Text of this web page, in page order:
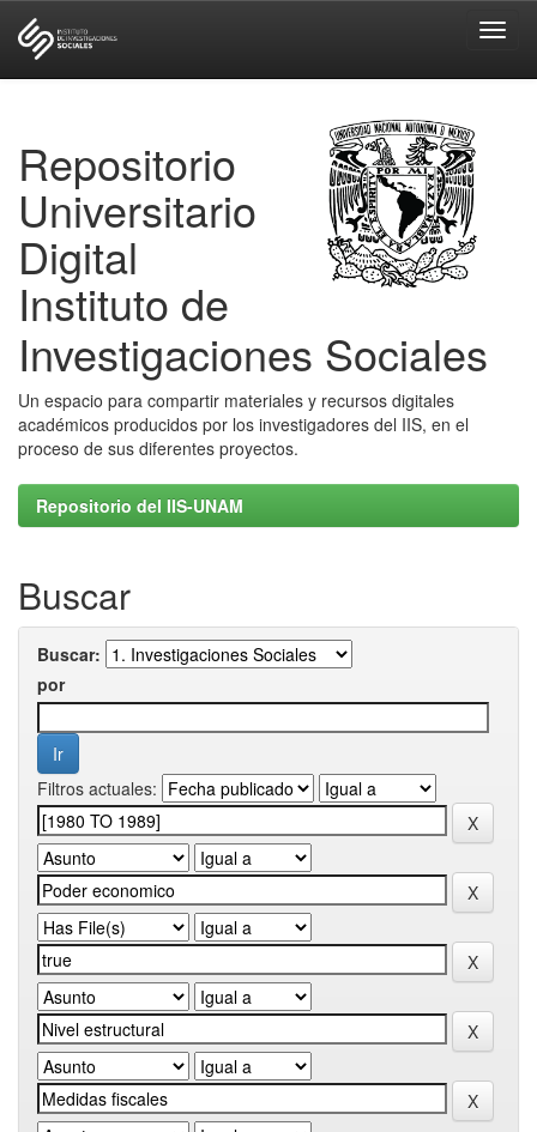
Repositorio
Universitario
Digital
Instituto de
Investigaciones Sociales
Un espacio para compartir materiales y recursos digitales
académicos producidos por los investigadores del IIS, en el
proceso de sus diferentes proyectos.
Repositorio del IIS-UNAM
Buscar
Buscar:
por
Filtros actuales: